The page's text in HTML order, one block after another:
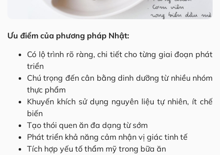
Ưu điểm của phương pháp Nhật:
Có lộ trình rõ ràng, chi tiết cho từng giai đoạn phát
triển
Chú trọng đến cân bằng dinh dưỡng từ nhiều nhóm
thực phẩm
Khuyến khích sử dụng nguyên liệu tự nhiên, ít chế
biến
Tạo thói quen ăn đa dạng từ sớm
Phát triển khả năng cảm nhận vị giác tinh tế
Tích hợp yếu tố thẩm mỹ trong bữa ăn